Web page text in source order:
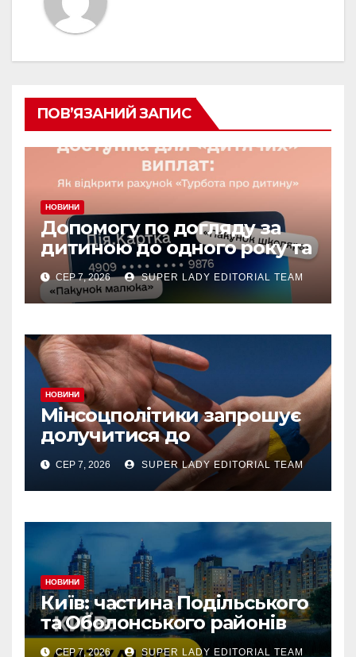
ПОВ’ЯЗАНИЙ ЗАПИС
НОВИНИ
Допомогу по догляду за
дитиною до одного року та
«єЯсла» можна отримувати
на спеціальний рахунок
«Турбота про дитину» у
СЕР 7, 2026 SUPER LADY EDITORIAL TEAM
НОВИНИ
Мінсоцполітики запрошує
долучитися до
консультацій
СЕР 7, 2026 SUPER LADY EDITORIAL TEAM
НОВИНИ
Київ: частина Подільського
та Оболонського районів
тимчасово без світла через
СЕР 7, 2026 SUPER LADY EDITORIAL TEAM